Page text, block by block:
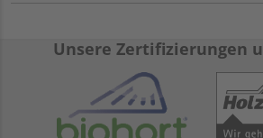
Unsere Zertifizierungen